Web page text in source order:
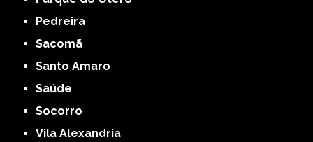
Pedreira
Sacomã
Santo Amaro
Saúde
Socorro
Vila Alexandria